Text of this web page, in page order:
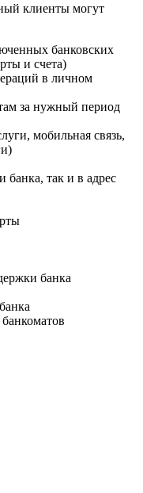
клиенты могут
банковских
и счета)
в личном
за нужный период
мобильная связь,
так и в адрес
банка